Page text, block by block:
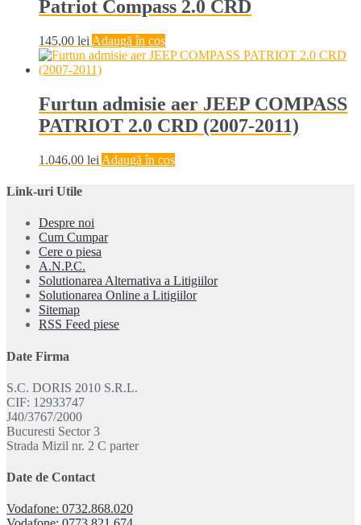
Patriot Compass 2.0 CRD
145,00 lei Adaugă în coș
Furtun admisie aer JEEP COMPASS
PATRIOT 2.0 CRD (2007-2011)
1.046,00 lei Adaugă în coș
Link-uri Utile
Despre noi
Cum Cumpar
Cere o piesa
A.N.P.C.
Solutionarea Alternativa a Litigiilor
Solutionarea Online a Litigiilor
Sitemap
RSS Feed piese
Date Firma
S.C. DORIS 2010 S.R.L.
CIF: 12933747
J40/3767/2000
Bucuresti Sector 3
Strada Mizil nr. 2 C parter
Date de Contact
Vodafone: 0732.868.020